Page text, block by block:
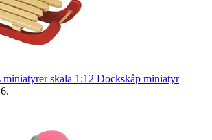
skala 1:12 Dockskåp miniatyr
.